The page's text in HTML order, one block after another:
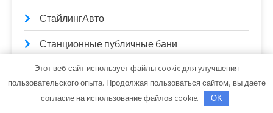
СтайлингАвто
Станционные публичные бани
Старый Город, гостиница
СТО
Этот веб-сайт использует файлы cookie для улучшения
пользовательского опыта. Продолжая пользоваться сайтом, вы даете
согласие на использование файлов cookie.
OK